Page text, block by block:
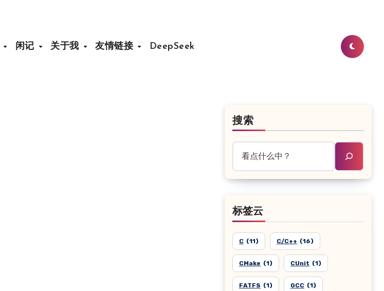
闲记 关于我 友情链接 DeepSeek
搜索
标签云
C (11) C/C++ (16)
CMake (1) CUnit (1)
FATFS (1) GCC (1)